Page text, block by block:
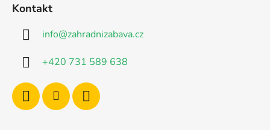
Kontakt
info@zahradnizabava.cz
+420 731 589 638